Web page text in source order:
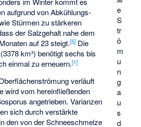
e
S
tr
ö
m
u
n
g
a
u
s
d
aufgrund von Abkühlungs-
Stürmen zu stärkeren
der Salzgehalt nahe dem
auf 23 steigt.[5] Die
km³) benötigt sechs bis
einmal zu erneuern.[1]
verläuft
wird vom hereinfließenden
angetrieben. Varianzen
sich durch verstärkte
den von der Schneeschmelze